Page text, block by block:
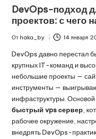
DevOps-подход
проектов: с чего
Запись
от
От haka_by 14 января
DevOps давно перестал
крупных IT-команд и
небольшие проекты —
инструменты —
инфраструктуры. Основой
быстрый vps сервер,
рабочее окружение,
внедрять DevOps-